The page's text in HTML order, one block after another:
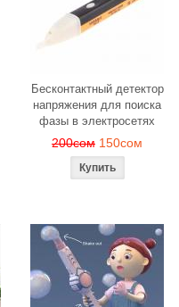
Бесконтактный детектор
напряжения для поиска
фазы в электросетях
200сом 150сом